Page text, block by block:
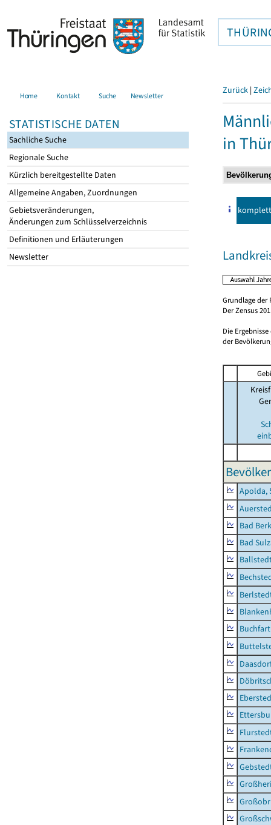
Home Kontakt Suche Newsletter
STATISTISCHE DATEN
Sachliche Suche
Regionale Suche
Kürzlich bereitgestellte Daten
Allgemeine Angaben, Zuordnungen
Gebietsveränderungen,
Änderungen zum Schlüsselverzeichnis
Definitionen und Erläuterungen
Newsletter
Zurück |
in
komplett
Grundlage der
Der Zensus
Die
der
Apolda,
Bad
Bad
Buchfart